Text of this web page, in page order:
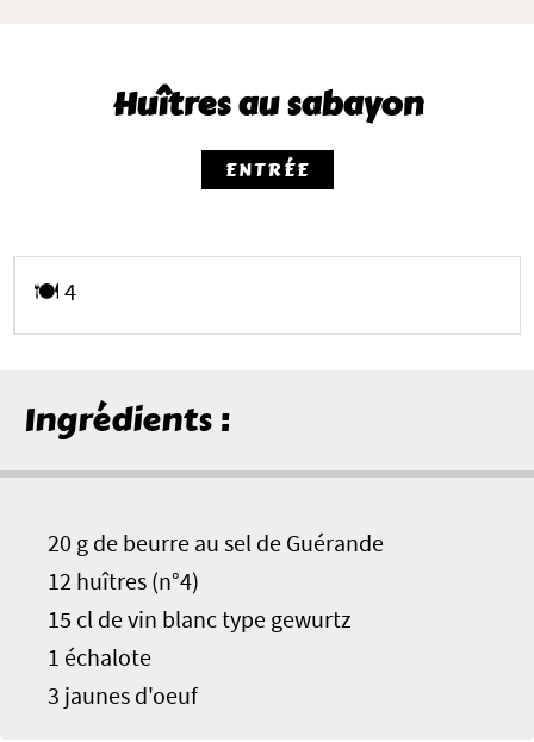
Huîtres au sabayon
ENTRÉE
🍽️ 4
Ingrédients :
20 g de beurre au sel de Guérande
12 huîtres (n°4)
15 cl de vin blanc type gewurtz
1 échalote
3 jaunes d'oeuf